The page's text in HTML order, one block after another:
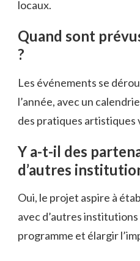
locaux.
Quand sont
?
Les événements se
l’année, avec un
des pratiques artistiques
Y a-t-il des
d’autres
Oui, le projet aspire à
avec d’autres
programme et élargir